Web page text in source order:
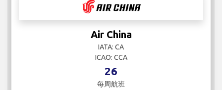
Air China
IATA: CA
ICAO: CCA
26
每周航班